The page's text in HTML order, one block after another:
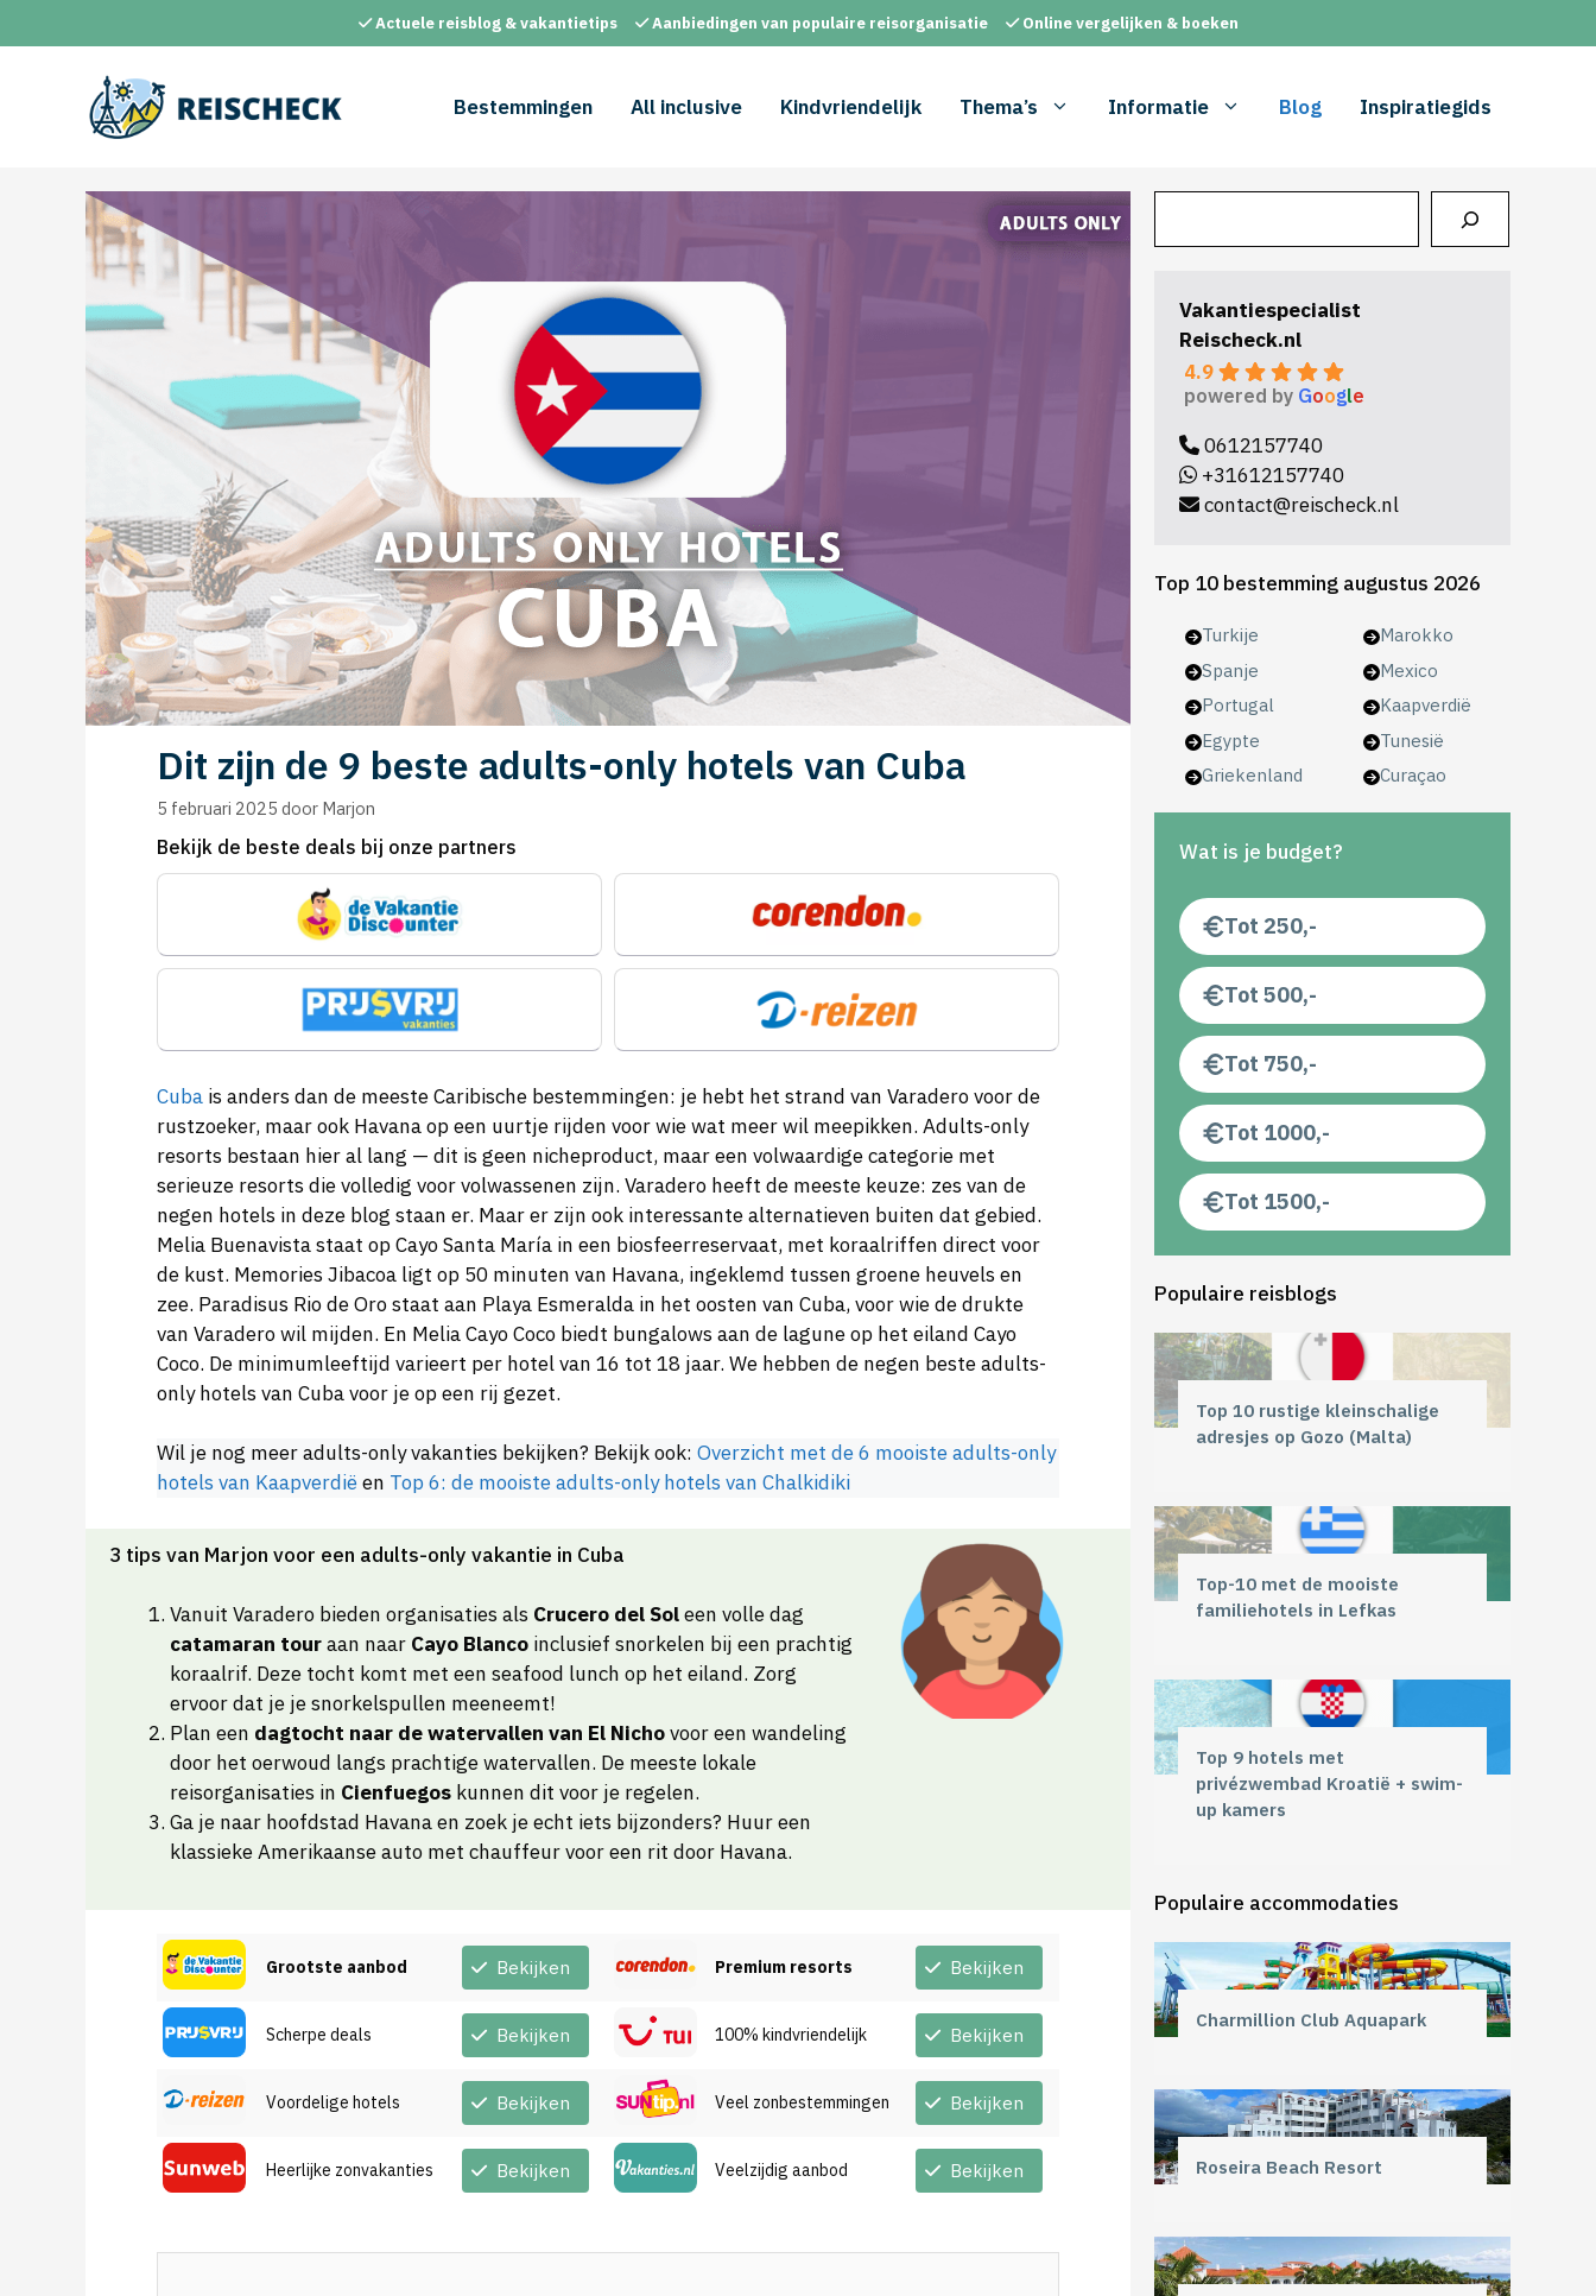
naar
Actuele reisblog & vakantietips Aanbiedingen van populaire reisorganisatie Online vergelijken & boeken
Bestemmingen All inclusive Kindvriendelijk Thema’s Informatie Blog Inspiratiegids
Dit zijn de 9 beste adults-only hotels van Cuba
5 februari 2025 door Marjon
Bekijk de beste deals bij onze partners
Cuba is anders dan de meeste Caribische bestemmingen: je hebt het strand van Varadero voor de
rustzoeker, maar ook Havana op een uurtje rijden voor wie wat meer wil meepikken. Adults-only
resorts bestaan hier al lang — dit is geen nicheproduct, maar een volwaardige categorie met
serieuze resorts die volledig voor volwassenen zijn. Varadero heeft de meeste keuze: zes van de
negen hotels in deze blog staan er. Maar er zijn ook interessante alternatieven buiten dat gebied.
Melia Buenavista staat op Cayo Santa María in een biosfeerreservaat, met koraalriffen direct voor
de kust. Memories Jibacoa ligt op 50 minuten van Havana, ingeklemd tussen groene heuvels en
zee. Paradisus Rio de Oro staat aan Playa Esmeralda in het oosten van Cuba, voor wie de drukte
van Varadero wil mijden. En Melia Cayo Coco biedt bungalows aan de lagune op het eiland Cayo
Coco. De minimumleeftijd varieert per hotel van 16 tot 18 jaar. We hebben de negen beste adults-
only hotels van Cuba voor je op een rij gezet.
Wil je nog meer adults-only vakanties bekijken? Bekijk ook: Overzicht met de 6 mooiste adults-only
hotels van Kaapverdiëen Top 6: de mooiste adults-only hotels van Chalkidiki
3 tips van Marjon voor een adults-only vakantie in Cuba
Vanuit Varadero bieden organisaties als Crucero del Soleen volle dag
catamaran touraan naar Cayo Blanco inclusief snorkelen bij een prachtig
koraalrif. Deze tocht komt met een seafood lunch op het eiland. Zorg
ervoor dat je je snorkelspullen meeneemt!
Plan een dagtocht naar de watervallen van El Nichovoor een wandeling
door het oerwoud langs prachtige watervallen. De meeste lokale
reisorganisaties in Cienfuegos kunnen dit voor je regelen.
Ga je naar hoofdstad Havana en zoek je echt iets bijzonders? Huur een
klassieke Amerikaanse auto met chauffeur voor een rit door Havana.
Grootste aanbod Bekijken
Scherpe deals Bekijken
Voordelige hotels Bekijken
Heerlijke zonvakanties Bekijken
Premium resorts Bekijken
100% kindvriendelijk Bekijken
Veel zonbestemmingen Bekijken
Veelzijdig aanbod Bekijken
Vakantiespecialist
Reischeck.nl
4.9
powered by Google
0612157740
+31612157740
contact@reischeck.nl
Top 10 bestemming augustus 2026
Turkije
Spanje
Portugal
Egypte
Griekenland
Marokko
Mexico
Kaapverdië
Tunesië
Curaçao
Wat is je budget?
Tot 250,-
Tot 500,-
Tot 750,-
Tot 1000,-
Tot 1500,-
Populaire reisblogs
Top 10 rustige kleinschalige
adresjes op Gozo (Malta)
Top-10 met de mooiste
familiehotels in Lefkas
Top 9 hotels met
privézwembad Kroatië + swim-
up kamers
Populaire accommodaties
Charmillion Club Aquapark
Roseira Beach Resort